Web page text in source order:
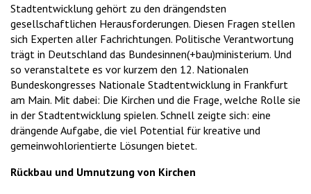
Stadtentwicklung gehört zu den drängendsten
gesellschaftlichen Herausforderungen. Diesen Fragen stellen
sich Experten aller Fachrichtungen. Politische Verantwortung
trägt in Deutschland das Bundesinnen(+bau)ministerium. Und
so veranstaltete es vor kurzem den 12. Nationalen
Bundeskongresses Nationale Stadtentwicklung in Frankfurt
am Main. Mit dabei: Die Kirchen und die Frage, welche Rolle sie
in der Stadtentwicklung spielen. Schnell zeigte sich: eine
drängende Aufgabe, die viel Potential für kreative und
gemeinwohlorientierte Lösungen bietet.
Rückbau und Umnutzung von Kirchen